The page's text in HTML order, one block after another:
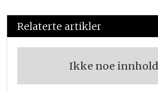
Relaterte artikler
Ikke noe innhold